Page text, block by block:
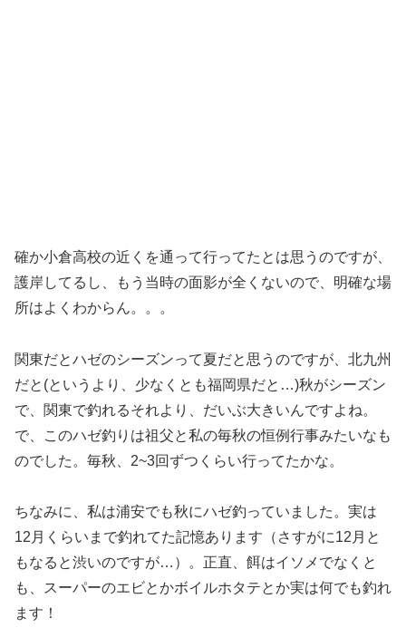
確か小倉高校の近くを通って行ってたとは思うのですが、
護岸してるし、もう当時の面影が全くないので、明確な場
所はよくわからん。。。
関東だとハゼのシーズンって夏だと思うのですが、北九州
だと(というより、少なくとも福岡県だと…)秋がシーズン
で、関東で釣れるそれより、だいぶ大きいんですよね。
で、このハゼ釣りは祖父と私の毎秋の恒例行事みたいなも
のでした。毎秋、2~3回ずつくらい行ってたかな。
ちなみに、私は浦安でも秋にハゼ釣っていました。実は
12月くらいまで釣れてた記憶あります（さすがに12月と
もなると渋いのですが…）。正直、餌はイソメでなくと
も、スーパーのエビとかボイルホタテとか実は何でも釣れ
ます！